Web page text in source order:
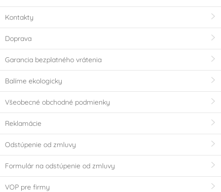
Kontakty
Doprava
Garancia bezplatného vrátenia
Balíme ekologicky
Všeobecné obchodné podmienky
Reklamácie
Odstúpenie od zmluvy
Formulár na odstúpenie od zmluvy
VOP pre firmy